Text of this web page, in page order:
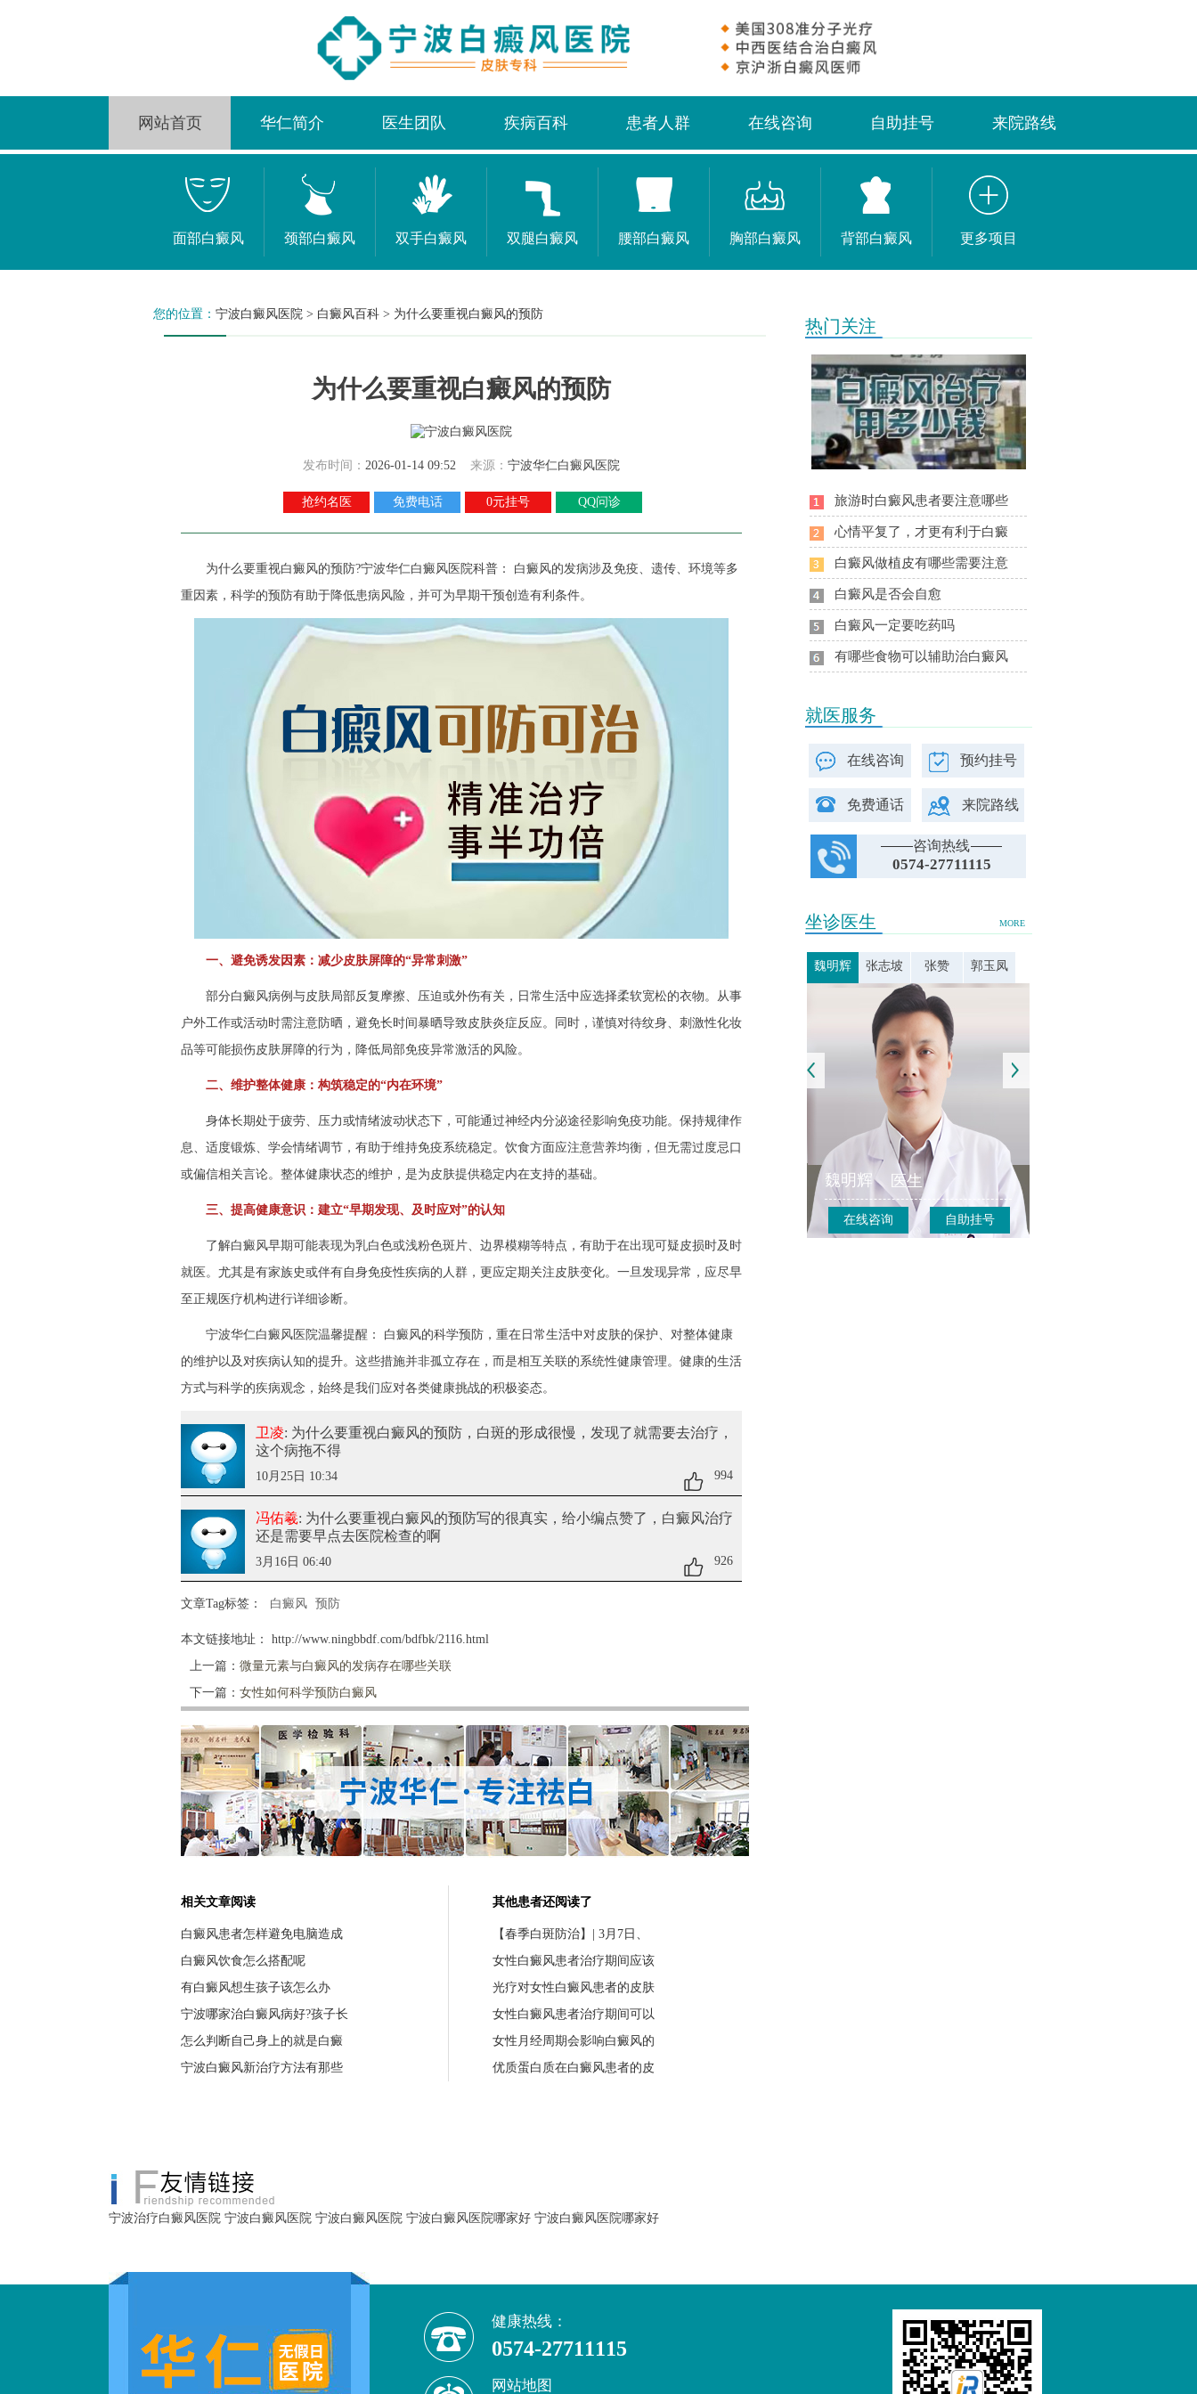
网站首页 华仁简介 医生团队 疾病百科 患者人群 在线咨询 自助挂号 来院路线
面部白癜风 颈部白癜风 双手白癜风 双腿白癜风 腰部白癜风 胸部白癜风 背部白癜风 更多项目
您的位置： 宁波白癜风医院 > 白癜风百科 > 为什么要重视白癜风的预防
为什么要重视白癜风的预防
发布时间： 2026-01-14 09:52 来源： 宁波华仁白癜风医院
抢约名医 免费电话 0元挂号 QQ问诊
为什么要重视白癜风的预防?宁波华仁白癜风医院科普： 白癜风的发病涉及免疫、遗传、环境等多
重因素，科学的预防有助于降低患病风险，并可为早期干预创造有利条件。
一、避免诱发因素：减少皮肤屏障的“异常刺激”
部分白癜风病例与皮肤局部反复摩擦、压迫或外伤有关，日常生活中应选择柔软宽松的衣物。从事
户外工作或活动时需注意防晒，避免长时间暴晒导致皮肤炎症反应。同时，谨慎对待纹身、刺激性化妆
品等可能损伤皮肤屏障的行为，降低局部免疫异常激活的风险。
二、维护整体健康：构筑稳定的“内在环境”
身体长期处于疲劳、压力或情绪波动状态下，可能通过神经内分泌途径影响免疫功能。保持规律作
息、适度锻炼、学会情绪调节，有助于维持免疫系统稳定。饮食方面应注意营养均衡，但无需过度忌口
或偏信相关言论。整体健康状态的维护，是为皮肤提供稳定内在支持的基础。
三、提高健康意识：建立“早期发现、及时应对”的认知
了解白癜风早期可能表现为乳白色或浅粉色斑片、边界模糊等特点，有助于在出现可疑皮损时及时
就医。尤其是有家族史或伴有自身免疫性疾病的人群，更应定期关注皮肤变化。一旦发现异常，应尽早
至正规医疗机构进行详细诊断。
宁波华仁白癜风医院温馨提醒： 白癜风的科学预防，重在日常生活中对皮肤的保护、对整体健康
的维护以及对疾病认知的提升。这些措施并非孤立存在，而是相互关联的系统性健康管理。健康的生活
方式与科学的疾病观念，始终是我们应对各类健康挑战的积极姿态。
卫凌: 为什么要重视白癜风的预防，白斑的形成很慢，发现了就需要去治疗，
这个病拖不得
10月25日 10:34 994
冯佑羲: 为什么要重视白癜风的预防写的很真实，给小编点赞了，白癜风治疗
还是需要早点去医院检查的啊
3月16日 06:40 926
文章Tag标签： 白癜风 预防
本文链接地址：
http://www.ningbbdf.com/bdfbk/2116.html
上一篇： 微量元素与白癜风的发病存在哪些关联
下一篇： 女性如何科学预防白癜风
相关文章阅读
白癜风患者怎样避免电脑造成
白癜风饮食怎么搭配呢
有白癜风想生孩子该怎么办
宁波哪家治白癜风病好?孩子长
怎么判断自己身上的就是白癜
宁波白癜风新治疗方法有那些
其他患者还阅读了
【春季白斑防治】| 3月7日、
女性白癜风患者治疗期间应该
光疗对女性白癜风患者的皮肤
女性白癜风患者治疗期间可以
女性月经周期会影响白癜风的
优质蛋白质在白癜风患者的皮
热门关注
旅游时白癜风患者要注意哪些
心情平复了，才更有利于白癜
白癜风做植皮有哪些需要注意
白癜风是否会自愈
白癜风一定要吃药吗
有哪些食物可以辅助治白癜风
就医服务
在线咨询 预约挂号
免费通话 来院路线
咨询热线
0574-27711115
MORE
坐诊医生
魏明辉 张志坡 张赞 郭玉凤
魏明辉 医生
在线咨询 自助挂号
宁波治疗白癜风医院 宁波白癜风医院 宁波白癜风医院 宁波白癜风医院哪家好 宁波白癜风医院哪家好
健康热线：
0574-27711115
网站地图